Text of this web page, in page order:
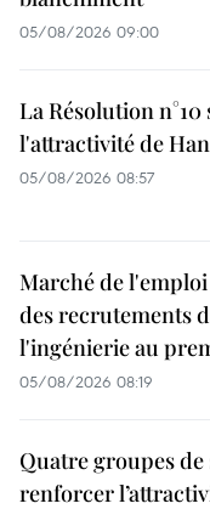
05/08/2026 09:00
La Résolution
l'attractivité de
05/08/2026 08:57
Marché de
des recrutements
l'ingénierie au
05/08/2026 08:19
Quatre groupes
renforcer